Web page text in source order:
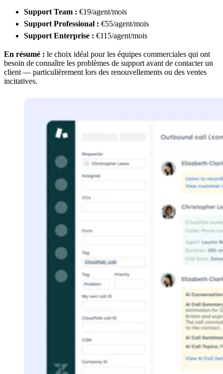
Support Team : €19/agent/mois
Support Professional : €55/agent/mois
Support Enterprise : €115/agent/mois
En résumé : le choix idéal pour les équipes commerciales qui ont
besoin de connaître les problèmes de support avant de contacter un
client — particulièrement lors des renouvellements ou des ventes
incitatives.